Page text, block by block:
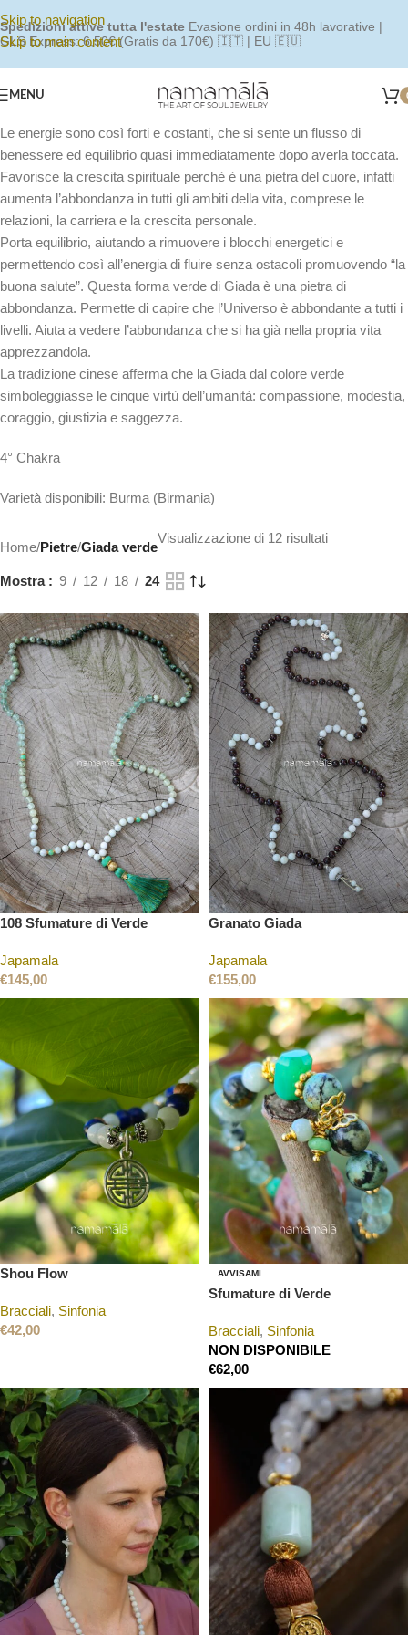
Skip to navigation
Skip to main content
Spedizioni attive tutta l'estate Evasione ordini in 48h lavorative |
GLS Express: 6,50€ (Gratis da 170€) 🇮🇹 | EU 🇪🇺
MENU
Le energie sono così forti e costanti, che si sente un flusso di
benessere ed equilibrio quasi immediatamente dopo averla toccata.
Favorisce la crescita spirituale perchè è una pietra del cuore, infatti
aumenta l’abbondanza in tutti gli ambiti della vita, comprese le
relazioni, la carriera e la crescita personale.
Porta equilibrio, aiutando a rimuovere i blocchi energetici e
permettendo così all’energia di fluire senza ostacoli promuovendo “la
buona salute”. Questa forma verde di Giada è una pietra di
abbondanza. Permette di capire che l’Universo è abbondante a tutti i
livelli. Aiuta a vedere l’abbondanza che si ha già nella propria vita
apprezzandola.
La tradizione cinese afferma che la Giada dal colore verde
simboleggiasse le cinque virtù dell’umanità: compassione, modestia,
coraggio, giustizia e saggezza.
4° Chakra
Varietà disponibili: Burma (Birmania)
Home/Pietre/Giada verde
Visualizzazione di 12 risultati
Mostra 9 12 18 24
108 Sfumature di Verde
Japamala
€145,00
Granato Giada
Japamala
€155,00
Shou Flow
Bracciali, Sinfonia
€42,00
AVVISAMI
Sfumature di Verde
Bracciali, Sinfonia
NON DISPONIBILE
€62,00